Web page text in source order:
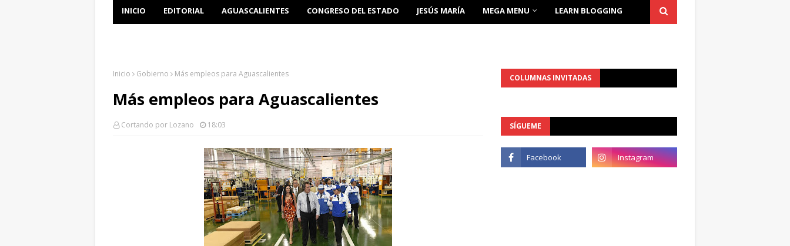
INICIO EDITORIAL AGUASCALIENTES CONGRESO DEL ESTADO JESÚS MARÍA MEGA MENU LEARN BLOGGING
Inicio Gobierno Más empleos para Aguascalientes
Más empleos para Aguascalientes
Cortando por Lozano 18:03
COLUMNAS INVITADAS
SÍGUEME